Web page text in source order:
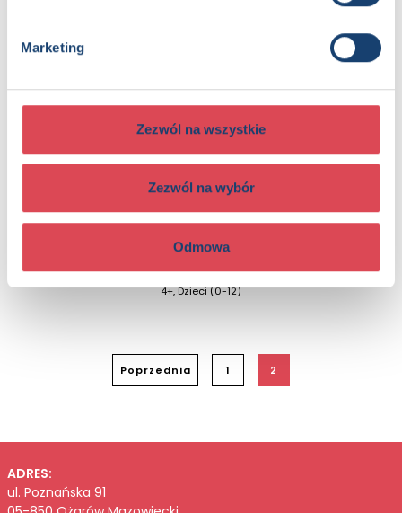
Marketing
Zezwól na wszystkie
Zezwól na wybór
Odmowa
Zrób to sam. Wielkanocne ozdoby i dekoracje
4+, Dzieci (0-12)
Poprzednia 1 2
ADRES:
ul. Poznańska 91